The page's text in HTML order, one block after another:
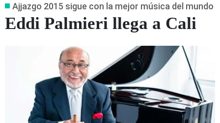
Ajjazgo 2015 sigue con la mejor música del mundo
Eddi Palmieri llega a Cali